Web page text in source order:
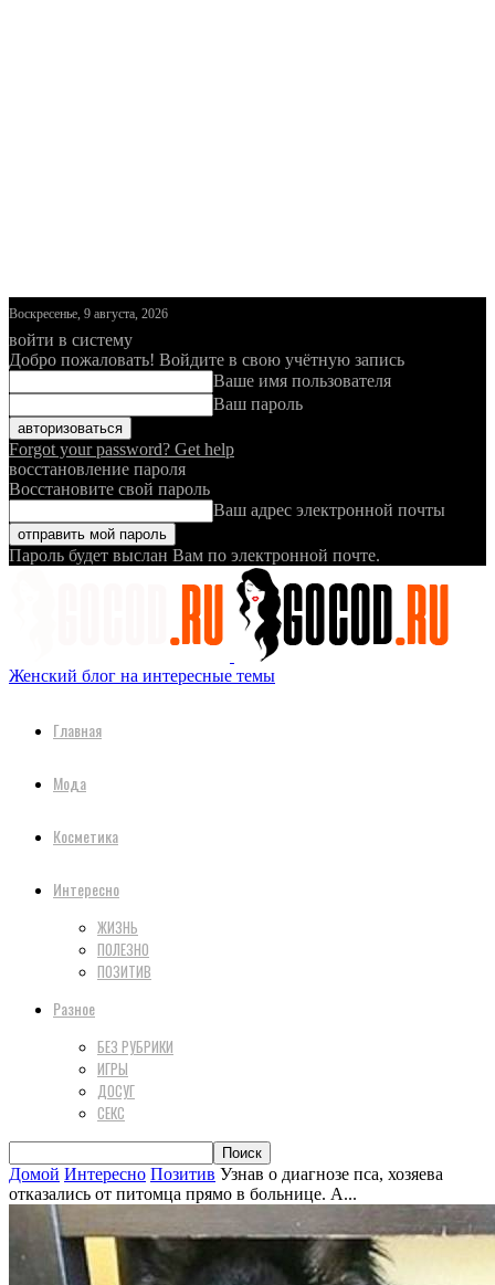
Воскресенье, 9 августа, 2026
войти в систему
Добро пожаловать! Войдите в свою учётную запись
Ваше имя пользователя
Ваш пароль
Forgot your password? Get help
восстановление пароля
Восстановите свой пароль
Ваш адрес электронной почты
Пароль будет выслан Вам по электронной почте.
Женский блог на интересные темы
Главная
Мода
Косметика
Интересно
ЖИЗНЬ
ПОЛЕЗНО
ПОЗИТИВ
Разное
БЕЗ РУБРИКИ
ИГРЫ
ДОСУГ
СЕКС
Домой Интересно Позитив Узнав о диагнозе пса, хозяева
отказались от питомца прямо в больнице. А...